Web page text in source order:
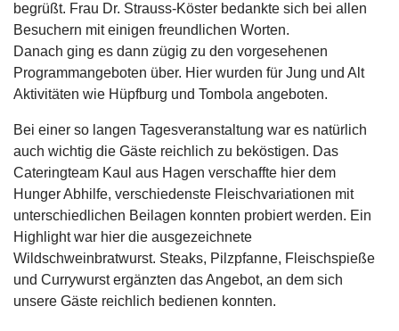
begrüßt. Frau Dr. Strauss-Köster bedankte sich bei allen
Besuchern mit einigen freundlichen Worten.
Danach ging es dann zügig zu den vorgesehenen
Programmangeboten über. Hier wurden für Jung und Alt
Aktivitäten wie Hüpfburg und Tombola angeboten.
Bei einer so langen Tagesveranstaltung war es natürlich
auch wichtig die Gäste reichlich zu beköstigen. Das
Cateringteam Kaul aus Hagen verschaffte hier dem
Hunger Abhilfe, verschiedenste Fleischvariationen mit
unterschiedlichen Beilagen konnten probiert werden. Ein
Highlight war hier die ausgezeichnete
Wildschweinbratwurst. Steaks, Pilzpfanne, Fleischspieße
und Currywurst ergänzten das Angebot, an dem sich
unsere Gäste reichlich bedienen konnten.